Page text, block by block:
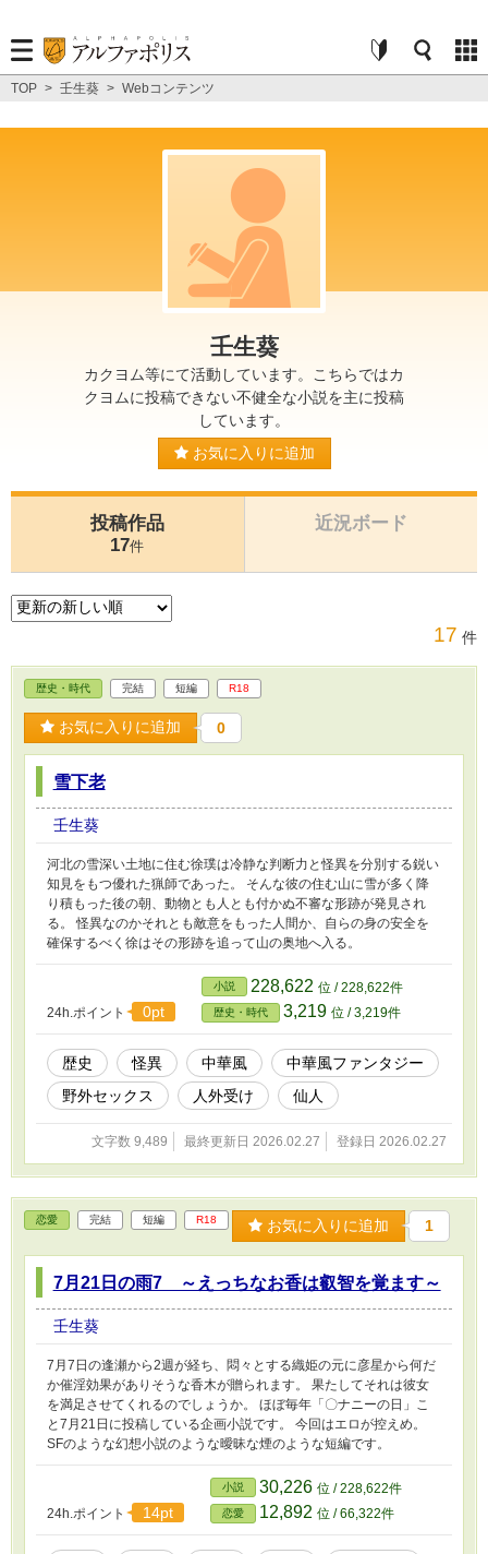
TOP > 壬生葵 > Webコンテンツ
壬生葵
カクヨム等にて活動しています。こちらではカ
クヨムに投稿できない不健全な小説を主に投稿
しています。
お気に入りに追加
投稿作品
17件
近況ボード
17 件
歴史・時代 完結 短編 R18
お気に入りに追加 0
雪下老
壬生葵
河北の雪深い土地に住む徐璞は冷静な判断力と怪異を分別する鋭い
知見をもつ優れた猟師であった。 そんな彼の住む山に雪が多く降
り積もった後の朝、動物とも人とも付かぬ不審な形跡が発見され
る。 怪異なのかそれとも敵意をもった人間か、自らの身の安全を
確保するべく徐はその形跡を追って山の奥地へ入る。
24h.ポイント 0pt
小説 228,622 位 / 228,622件
歴史・時代 3,219 位 / 3,219件
歴史 怪異 中華風
中華風ファンタジー
野外セックス
人外受け 仙人
文字数 9,489 最終更新日 2026.02.27 登録日 2026.02.27
恋愛 完結 短編 R18 お気に入りに追加 1
7月21日の雨7 ～えっちなお香は叡智を覚ます～
壬生葵
7月7日の逢瀬から2週が経ち、悶々とする織姫の元に彦星から何だ
か催淫効果がありそうな香木が贈られます。 果たしてそれは彼女
を満足させてくれるのでしょうか。 ほぼ毎年「〇ナニーの日」こ
と7月21日に投稿している企画小説です。 今回はエロが控えめ。
SFのような幻想小説のような曖昧な煙のような短編です。
24h.ポイント 14pt
小説 30,226 位 / 228,622件
恋愛 12,892 位 / 66,322件